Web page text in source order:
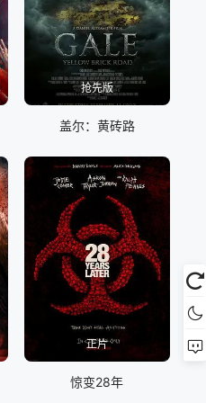
抢先版
盖尔：黄砖路
正片
惊变28年